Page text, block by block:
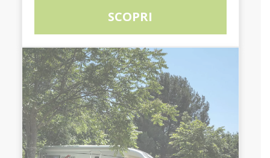
SCOPRI